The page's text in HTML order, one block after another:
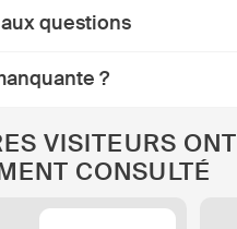
questions
?
VISITEURS ONT
CONSULTÉ